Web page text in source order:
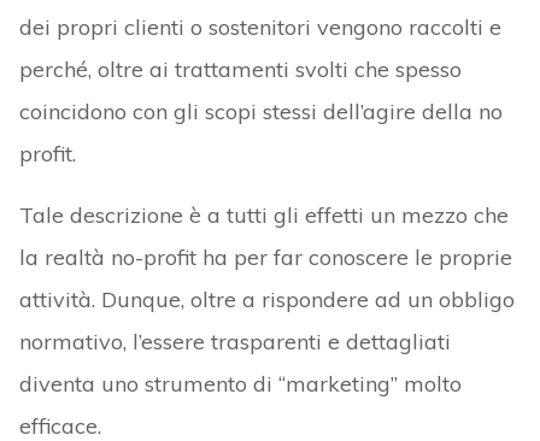
dei propri clienti o sostenitori vengono raccolti e
perché, oltre ai trattamenti svolti che spesso
coincidono con gli scopi stessi dell’agire della no
profit.
Tale descrizione è a tutti gli effetti un mezzo che
la realtà no-profit ha per far conoscere le proprie
attività. Dunque, oltre a rispondere ad un obbligo
normativo, l’essere trasparenti e dettagliati
diventa uno strumento di “marketing” molto
efficace.